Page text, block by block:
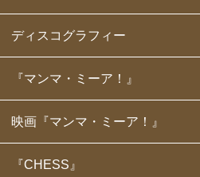
ディスコグラフィー
『マンマ・ミーア！』
映画『マンマ・ミーア！』
『CHESS』